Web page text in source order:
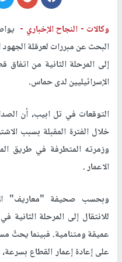
وكالات - النجاح الإخباري -
البحث عن مبررات لعرقلة الجهود
إلى المرحلة الثانية من اتفاق
الإسرائيليين لدى حماس.
التوقعات في تل ابيب، أن
خلال الفترة المقبلة بسبب
وزمرته المتطرفة في طريق
الاعمار .
وبحسب صحيفة "معاريف"
للانتقال إلى المرحلة الثانية في
عميقة ومتنامية. فبينما يحثّ
على إعادة إعمار القطاع